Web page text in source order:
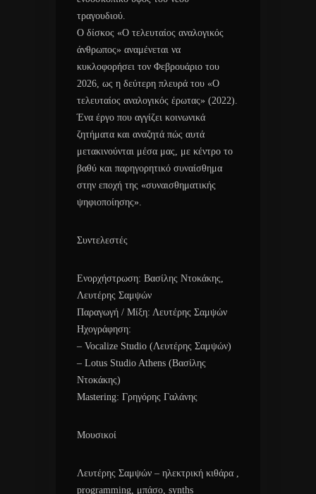
τραγουδιού.
Ο δίσκος «Ο τελευταίος αναλογικός
άνθρωπος» αναμένεται να
κυκλοφορήσει τον Φεβρουάριο του
2026, ως η δεύτερη πλευρά του «Ο
τελευταίος αναλογικός έρωτας» (2022).
Ένα έργο που αγγίζει κοινωνικά
ζητήματα και αναζητά πώς αυτά
μετακινούνται μέσα μας, με κέντρο το
βαθύ και παρηγορητικό συναίσθημα
στην εποχή της «συναισθηματικής
ψηφιοποίησης».
Συντελεστές
Ενορχήστρωση: Βασίλης Ντοκάκης,
Λευτέρης Σαμψών
Παραγωγή / Μίξη: Λευτέρης Σαμψών
Ηχογράφηση:
– Vocalize Studio (Λευτέρης Σαμψών)
– Lotus Studio Athens (Βασίλης
Ντοκάκης)
Mastering: Γρηγόρης Γαλάνης
Μουσικοί
Λευτέρης Σαμψών – ηλεκτρική κιθάρα ,
programming, μπάσο, synths